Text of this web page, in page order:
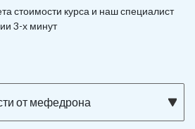
стоимости курса и наш специалист
3-х минут
от мефедрона